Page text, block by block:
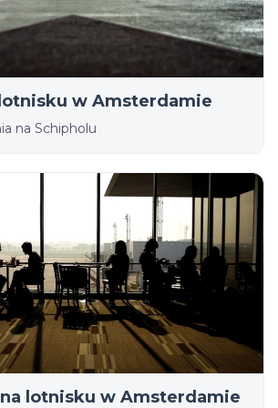
w Amsterdamie
na Schipholu
lotnisku w Amsterdamie